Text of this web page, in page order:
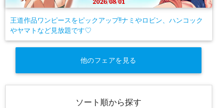
王道作品ワンピースをピックアップ!!ナミやロビン、ハンコック
やヤマトなど見放題です♡
他のフェアを見る
ソート順から探す